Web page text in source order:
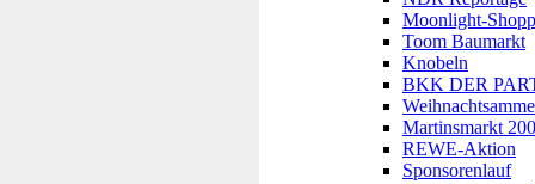
Moonlight-
Toom Baumarkt
Knobeln
BKK DER
Martinsmarkt
REWE-Aktion
Sponsorenlauf